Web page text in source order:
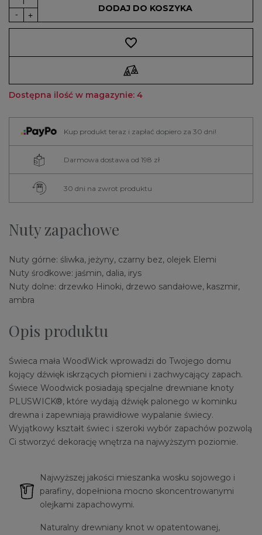
DODAJ DO KOSZYKA
favorite_border
Dostępna ilość w magazynie: 4
Kup produkt teraz i zapłać dopiero za 30 dni!
Darmowa dostawa od 198 zł
30 dni na zwrot produktu
Nuty zapachowe
Nuty górne: śliwka, jeżyny, czarny bez, olejek Elemi
Nuty środkowe: jaśmin, dalia, irys
Nuty dolne: drzewko Hinoki, drzewo sandałowe, kaszmir,
ambra
Opis produktu
Świeca mała WoodWick wprowadzi do Twojego domu
kojący dźwięk iskrzących płomieni i zachwycający zapach.
Świece Woodwick posiadają specjalne drewniane knoty
PLUSWICK®, które wydają dźwięk palonego w kominku
drewna i zapewniają prawidłowe wypalanie świecy.
Wyjątkowy kształt świec i szeroki wybór zapachów pozwolą
Ci stworzyć dekorację wnętrza na najwyższym poziomie.
Najwyższej jakości mieszanka wosku sojowego i
parafiny, dopełniona mocno skoncentrowanymi
olejkami zapachowymi.
Naturalny drewniany knot w opatentowanej,